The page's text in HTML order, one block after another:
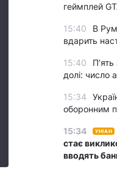
геймплей
15:40
В
вдарить
15:40
долі: число
15:34
оборонним
15:34 УНІАН
стає
вводять